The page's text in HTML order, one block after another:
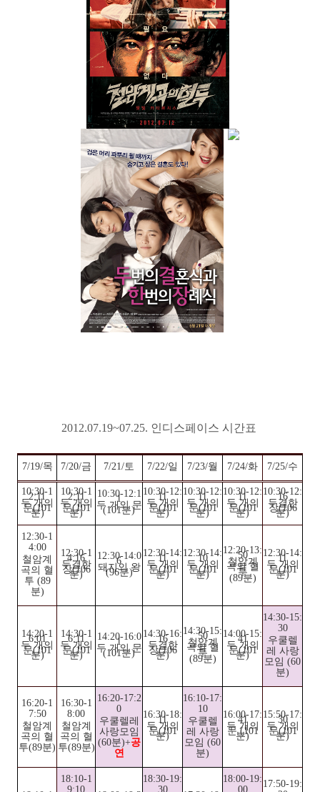
2012.07.19~07.25. 인디스페이스 시간표
7/19/목 7/20/금 7/21/토 7/22/일 7/23/월 7/24/화 7/25/수
10:30-1
2:11
두 개의
문(101
분)
10:30-1
2:11
두 개의
문(101
분)
10:30-12:1
1
두 개의 문
(101분)
10:30-12:
11
두 개의
문(101
분)
10:30-12:
11
두 개의
문(101
분)
10:30-12:
11
두 개의
문(101
분)
10:30-12:
16
두결한
장(106
분)
12:30-1
4:00
철암계
곡의 혈
투 (89
분)
12:30-1
4:16
두결한
장(106
분)
12:30-14:0
6
돼지의 왕
(96분)
12:30-14:
11
두 개의
문(101
분)
12:30-14:
10
두 개의
문(101
분)
12:20-13:
50
철암계
곡의 혈
투
(89분)
12:30-14:
11
두 개의
문(101
분)
14:20-1
6:01
두 개의
문(101
분)
14:30-1
6:11
두 개의
문(101
분)
14:20-16:0
1
두 개의 문
(101분)
14:30-16:
16
두결한
장(106
분)
14:30-15:
50
철암계
곡의 혈
투
(89분)
14:00-15:
41
두 개의
문(101
분)
14:30-15:
30
우쿨렐
레 사랑
모임 (60
분)
16:20-1
7:50
철암계
곡의 혈
투(89분)
16:30-1
8:00
철암계
곡의 혈
투(89분)
16:20-17:2
0
우쿨렐레
사랑모임
(60분)+공
연
16:30-18:
11
두 개의
문(101
분)
16:10-17:
10
우쿨렐
레 사랑
모임 (60
분)
16:00-17:
41
두 개의
문 (101
분)
15:50-17:
30
두 개의
문(101
분)
18:10-1
9:10
18:30-19:
30
18:00-19:
00
17:50-19: